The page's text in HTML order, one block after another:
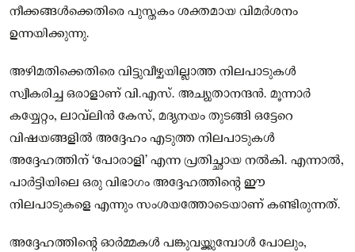
നീക്കങ്ങൾക്കെതിരെ പുസ്തകം ശക്തമായ വിമർശനം
ഉന്നയിക്കുന്നു.
അഴിമതിക്കെതിരെ വിട്ടുവീഴ്ചയില്ലാത്ത നിലപാടുകൾ
സ്വീകരിച്ച ഒരാളാണ് വി.എസ്. അച്യുതാനന്ദൻ. മൂന്നാർ
കയ്യേറ്റം, ലാവ്ലിൻ കേസ്, മദ്യനയം തുടങ്ങി ഒട്ടേറെ
വിഷയങ്ങളിൽ അദ്ദേഹം എടുത്ത നിലപാടുകൾ
അദ്ദേഹത്തിന് ‘പോരാളി’ എന്ന പ്രതിച്ഛായ നൽകി. എന്നാൽ,
പാർട്ടിയിലെ ഒരു വിഭാഗം അദ്ദേഹത്തിന്റെ ഈ
നിലപാടുകളെ എന്നും സംശയത്തോടെയാണ് കണ്ടിരുന്നത്.
അദ്ദേഹത്തിന്റെ ഓർമ്മകൾ പങ്കുവയ്ക്കുമ്പോൾ പോലും,